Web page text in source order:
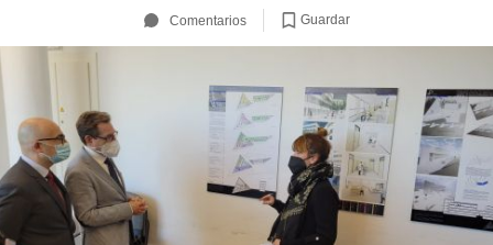
Comentarios Guardar